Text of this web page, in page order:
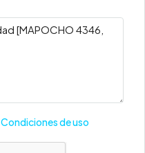
Condiciones de uso